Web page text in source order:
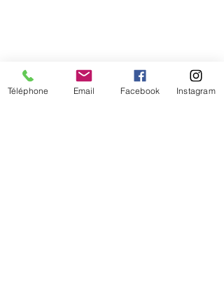
Téléphone Email Facebook Instagram